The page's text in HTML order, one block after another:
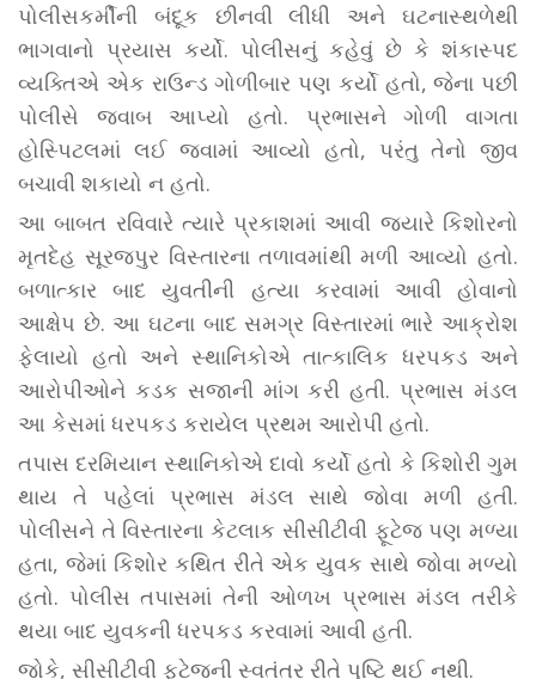
પોલીસકર્મીની બંદૂક છીનવી લીધી અને ઘટનાસ્થળેથી
ભાગવાનો પ્રયાસ કર્યો. પોલીસનું કહેવું છે કે શંકાસ્પદ
વ્યક્તિએ એક રાઉન્ડ ગોળીબાર પણ કર્યો હતો, જેના પછી
પોલીસે જવાબ આપ્યો હતો. પ્રભાસને ગોળી વાગતા
હોસ્પિટલમાં લઈ જવામાં આવ્યો હતો, પરંતુ તેનો જીવ
બચાવી શકાયો ન હતો.
આ બાબત રવિવારે ત્યારે પ્રકાશમાં આવી જ્યારે કિશોરનો
મૃતદેહ સૂરજપુર વિસ્તારના તળાવમાંથી મળી આવ્યો હતો.
બળાત્કાર બાદ યુવતીની હત્યા કરવામાં આવી હોવાનો
આક્ષેપ છે. આ ઘટના બાદ સમગ્ર વિસ્તારમાં ભારે આક્રોશ
ફેલાયો હતો અને સ્થાનિકોએ તાત્કાલિક ધરપકડ અને
આરોપીઓને કડક સજાની માંગ કરી હતી. પ્રભાસ મંડલ
આ કેસમાં ધરપકડ કરાયેલ પ્રથમ આરોપી હતો.
તપાસ દરમિયાન સ્થાનિકોએ દાવો કર્યો હતો કે કિશોરી ગુમ
થાય તે પહેલાં પ્રભાસ મંડલ સાથે જોવા મળી હતી.
પોલીસને તે વિસ્તારના કેટલાક સીસીટીવી ફૂટેજ પણ મળ્યા
હતા, જેમાં કિશોર કથિત રીતે એક યુવક સાથે જોવા મળ્યો
હતો. પોલીસ તપાસમાં તેની ઓળખ પ્રભાસ મંડલ તરીકે
થયા બાદ યુવકની ધરપકડ કરવામાં આવી હતી.
જોકે, સીસીટીવી ફૂટેજની સ્વતંત્ર રીતે પુષ્ટિ થઈ નથી.